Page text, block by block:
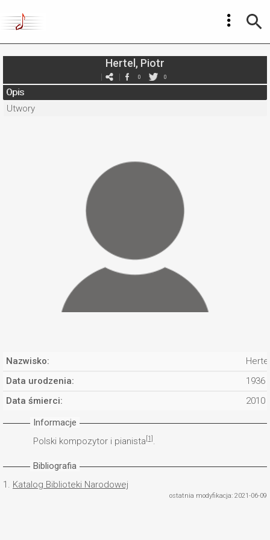
Hertel, Piotr
0 0
Opis
Utwory
Nazwisko:
Data urodzenia:
1936
Data śmierci:
2010
Informacje
Polski kompozytor i pianista [1] .
Bibliografia
1. Katalog Biblioteki Narodowej
ostatnia modyfikacja: 2021-06-09